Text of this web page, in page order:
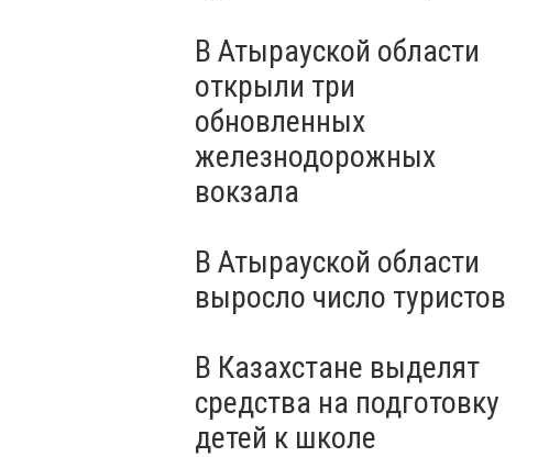
В Атырауской области
открыли три
обновленных
железнодорожных
вокзала
В Атырауской области
выросло число туристов
В Казахстане выделят
средства на подготовку
детей к школе